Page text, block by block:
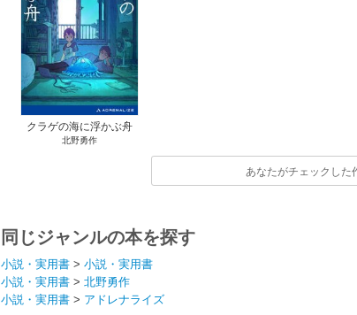
クラゲの海に浮かぶ舟
北野勇作
あなたがチェックした
同じジャンルの本を探す
小説・実用書 > 小説・実用書
小説・実用書 > 北野勇作
小説・実用書 > アドレナライズ